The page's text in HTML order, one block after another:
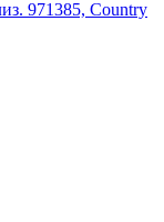
971385, Country